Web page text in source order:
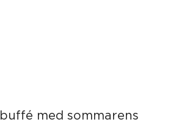
med sommarens